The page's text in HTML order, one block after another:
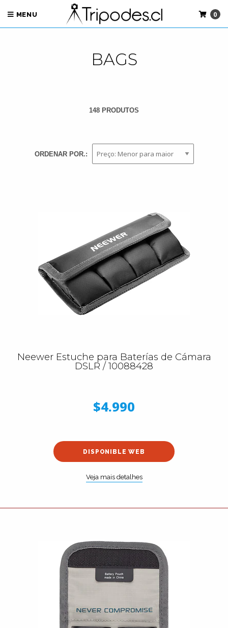
MENU 0
BAGS
148 PRODUTOS
ORDENAR POR.:
Neewer Estuche para Baterías de Cámara
DSLR / 10088428
$4.990
DISPONIBLE WEB
Veja mais detalhes